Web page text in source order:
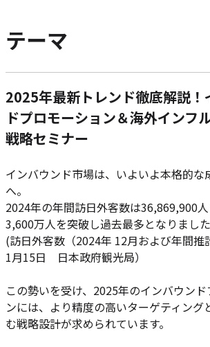
テーマ
2025年最新トレンド徹底解説！
ドプロモーション＆海外インフ
戦略セミナー
インバウンド市場は、いよいよ本格的な
へ。
2024年の年間訪日外客数は36,869,900
3,600万人を突破し過去最多となりました
(訪日外客数（2024年 12月および年間推
1月15日 日本政府観光局）
この勢いを受け、2025年のインバウンド
ンには、より精度の高いターゲティング
む戦略設計が求められています。